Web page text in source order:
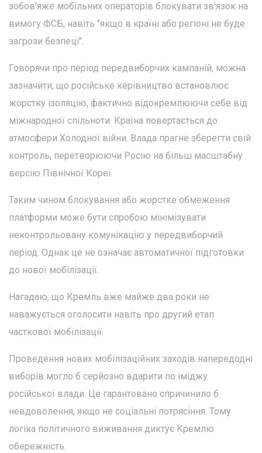
зобов'яже мобільних операторів блокувати зв'язок на
вимогу ФСБ, навіть "якщо в країні або регіоні не буде
загрози безпеці".
Говорячи про період передвиборчих кампаній, можна
зазначити, що російське керівництво встановлює
жорстку ізоляцію, фактично відокремлюючи себе від
міжнародної спільноти. Країна повертається до
атмосфери Холодної війни. Влада прагне зберегти свій
контроль, перетворюючи Росію на більш масштабну
версію Північної Кореї.
Таким чином блокування або жорстке обмеження
платформи може бути спробою мінімізувати
неконтрольовану комунікацію у передвиборчий
період. Однак це не означає автоматичної підготовки
до нової мобілізації.
Нагадаю, що Кремль вже майже два роки не
наважується оголосити навіть про другий етап
часткової мобілізації.
Проведення нових мобілізаційних заходів напередодні
виборів могло б серйозно вдарити по іміджу
російської влади. Це гарантовано спричинило б
невдоволення, якщо не соціальні потрясіння. Тому
логіка політичного виживання диктує Кремлю
обережність.